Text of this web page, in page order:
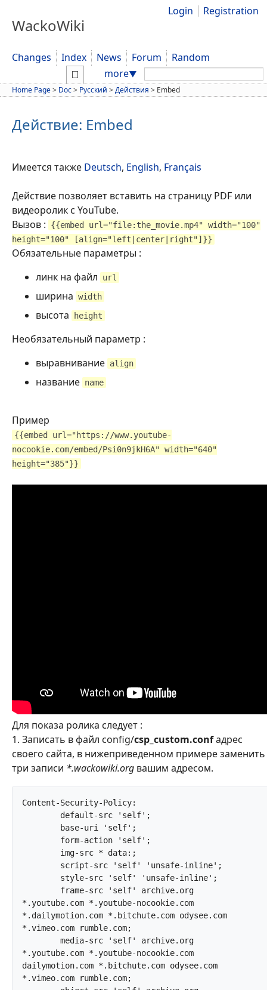
WackoWiki
Login Registration
Changes Index News Forum
Random
more▼ Search:
Home Page> Doc> Русский >Действия > Embed
Действие: Embed
Имеется также Deutsch, English, Français
Действие позволяет вставить на страницу PDF или
видеоролик с YouTube.
Вызов :
{{embed url="file:the_movie.mp4" width="100"
height="100" [align="left|center|right"]}}
Обязательные параметры :
линк на файл
url
ширина width
высота height
Необязательный параметр :
выравнивание align
название name
Пример
{{embed url="https://www.youtube-
nocookie.com/embed/Psi0n9jkH6A" width="640"
height="385"}}
Для показа ролика следует :
1. Записать в файл config/csp_custom.confадрес
своего сайта, в нижеприведенном примере заменить
три записи *.wackowiki.org вашим адресом.
Content-Security-Policy:
*.youtube.com *.youtube-nocookie.com
*.dailymotion.com *.bitchute.com odysee.com
*.vimeo.com rumble.com;
*.youtube.com *.youtube-nocookie.com
dailymotion.com *.bitchute.com odysee.com
*.vimeo.com rumble.com;